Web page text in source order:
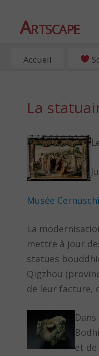
Artscape
EXPOSITIONS,
Accueil
La
Musée Cernuschi
La
mettre à jour
statues
Qigzhou
de leur facture,
et de